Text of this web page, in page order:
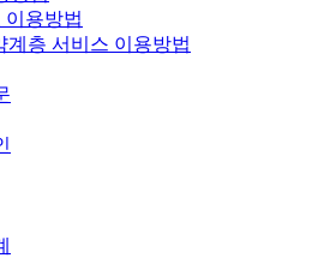
용방법
계층 서비스 이용방법